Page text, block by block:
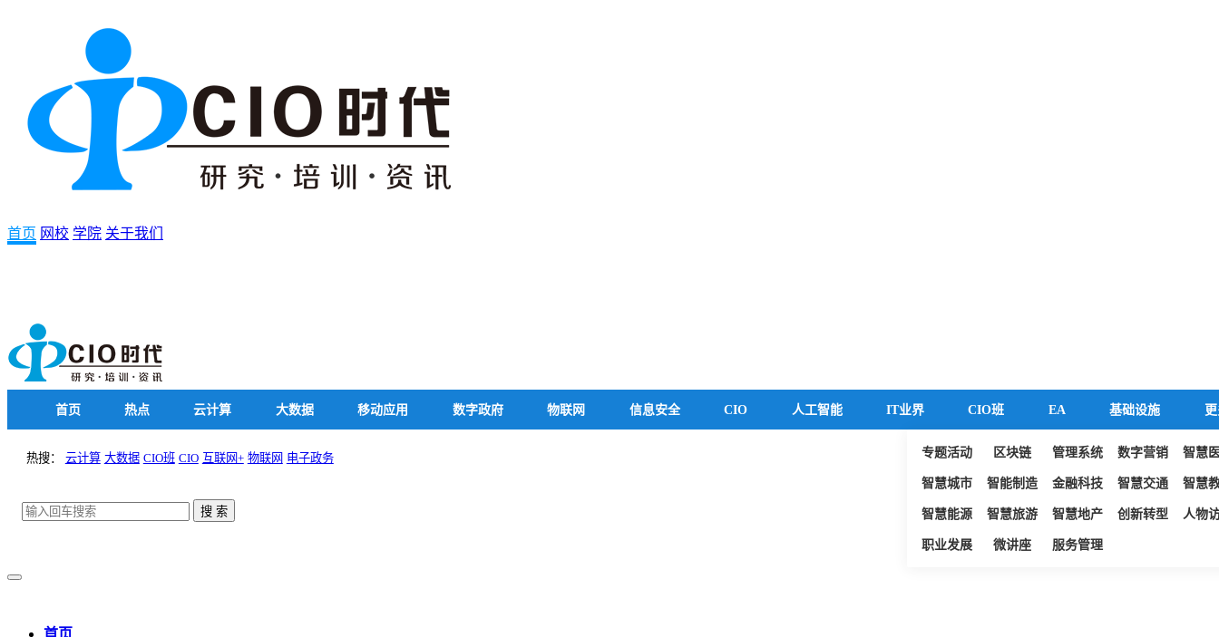
首页 网校 学院 关于我们
首页 热点 云计算 大数据 移动应用 数字政府 物联网 信息安全 CIO 人工智能 IT业界 CIO班 EA 基础设施
专题活动 区块链 管理系统 数字营销 智慧
智慧城市 智能制造 金融科技 智慧交通 智慧
智慧能源 智慧旅游 智慧地产 创新转型 人物
职业发展 微讲座 服务管理
热搜： 云计算 大数据 CIO班 CIO 互联网+ 物联网 电子政务
首页